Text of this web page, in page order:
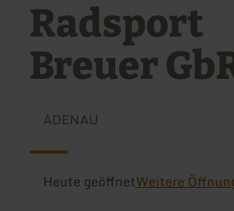
Radsport
Breuer
ADENAU
Heute geöffnetWeitere